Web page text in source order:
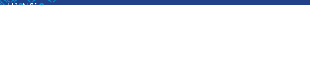
Hà Nội